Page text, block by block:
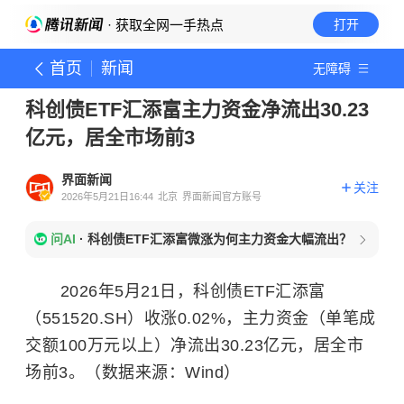
· 获取全网一手热点 打开
首页 新闻 无障碍
科创债ETF汇添富主力资金净流出30.23
亿元，居全市场前3
界面新闻
2026年5月21日16:44 北京 界面新闻官方账号
关注
问AI · 科创债ETF汇添富微涨为何主力资金大幅流出？
2026年5月21日，科创债ETF汇添富
（551520.SH）收涨0.02%，主力资金（单笔成
交额100万元以上）净流出30.23亿元，居全市
场前3。（数据来源：Wind）